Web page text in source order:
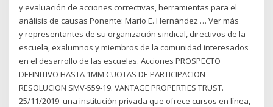
y evaluación de acciones correctivas, herramientas para el
análisis de causas Ponente: Mario E. Hernández … Ver más
y representantes de su organización sindical, directivos de la
escuela, exalumnos y miembros de la comunidad interesados
en el desarrollo de las escuelas. Acciones PROSPECTO
DEFINITIVO HASTA 1MM CUOTAS DE PARTICIPACION
RESOLUCION SMV-559-19. VANTAGE PROPERTIES TRUST.
25/11/2019 una institución privada que ofrece cursos en línea,